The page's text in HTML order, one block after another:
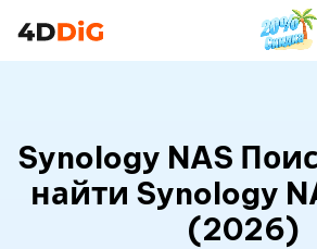
Synology NAS
найти Synology
(2026)